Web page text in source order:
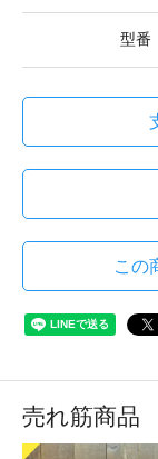
型番
この
売れ筋商品